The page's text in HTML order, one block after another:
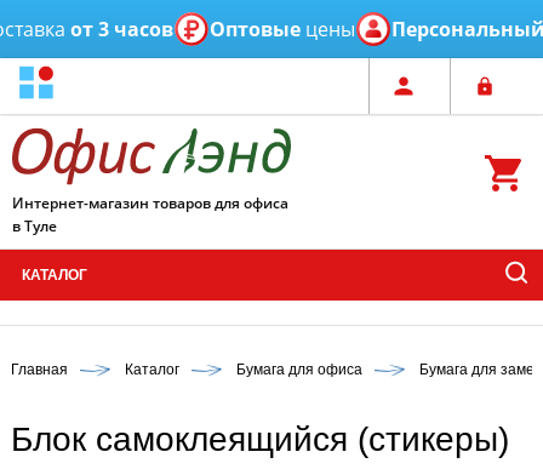
от 3 часов Оптовыецены Персональный
Интернет-магазин товаров для офиса
в Туле
КАТАЛОГ
Главная Каталог Бумага для офиса Бумага для
Блок самоклеящийся (стикеры)